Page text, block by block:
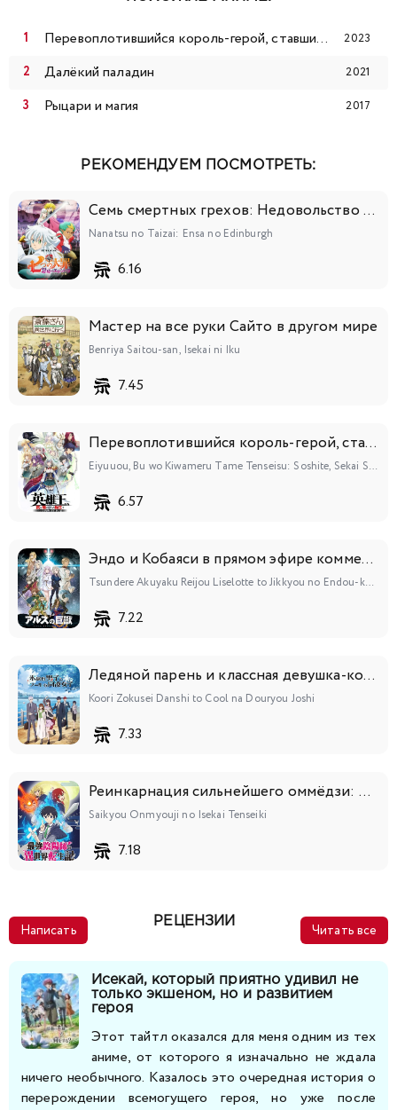
Перевоплотившийся король-герой, ставший самой сильной ученицей рыцаря 2023
Далёкий паладин 2021
Рыцари и магия 2017
РЕКОМЕНДУЕМ ПОСМОТРЕТЬ:
Семь смертных грехов: Недовольство Эдинбурга
Nanatsu no Taizai: Ensa no Edinburgh
6.16
Мастер на все руки Сайто в другом мире
Benriya Saitou-san, Isekai ni Iku
7.45
Перевоплотившийся король-герой, ставший самой сильной ученицей рыцаря
Eiyuuou, Bu wo Kiwameru Tame Tenseisu: Soshite, Sekai Saikyou no Minarai Kishi♀
6.57
Эндо и Кобаяси в прямом эфире комментируют злодейку
Tsundere Akuyaku Reijou Liselotte to Jikkyou no Endou-kun to Kaisetsu no Kobayashi-san
7.22
Ледяной парень и классная девушка-коллега
Koori Zokusei Danshi to Cool na Douryou Joshi
7.33
Реинкарнация сильнейшего оммёдзи: Эти монстры слишком слабы по сравнению с моим ёкаем
Saikyou Onmyouji no Isekai Tenseiki
7.18
Написать
РЕЦЕНЗИИ
Читать все
Исекай, который приятно удивил не
только экшеном, но и развитием
героя
Этот тайтл оказался для меня одним из тех
аниме, от которого я изначально не ждала
ничего необычного. Казалось это очередная история о
перерождении всемогущего героя, но уже после